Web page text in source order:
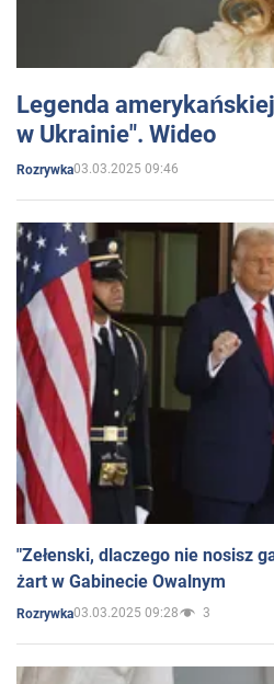
Legenda
w Ukrainie". Wideo
Rozrywka03.03.2025 09:46
"Zełenski, dlaczego nie nosisz
żart w Gabinecie Owalnym
Rozrywka03.03.2025 09:28 3